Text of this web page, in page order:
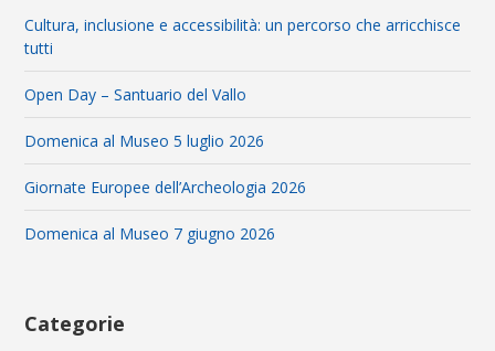
Cultura, inclusione e accessibilità: un percorso che arricchisce
tutti
Open Day – Santuario del Vallo
Domenica al Museo 5 luglio 2026
Giornate Europee dell’Archeologia 2026
Domenica al Museo 7 giugno 2026
Categorie